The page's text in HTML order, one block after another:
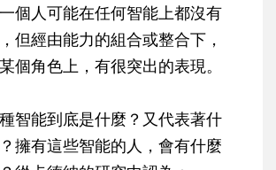
個人可能在任何智能上都沒有
但經由能力的組合或整合下，
個角色上，有很突出的表現。
智能到底是什麼？又代表著什
擁有這些智能的人，會有什麼